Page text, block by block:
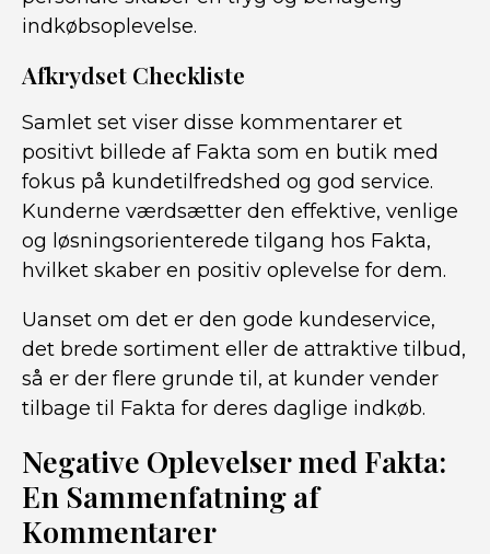
indkøbsoplevelse.
Afkrydset Checkliste
Samlet set viser disse kommentarer et
positivt billede af Fakta som en butik med
fokus på kundetilfredshed og god service.
Kunderne værdsætter den effektive, venlige
og løsningsorienterede tilgang hos Fakta,
hvilket skaber en positiv oplevelse for dem.
Uanset om det er den gode kundeservice,
det brede sortiment eller de attraktive tilbud,
så er der flere grunde til, at kunder vender
tilbage til Fakta for deres daglige indkøb.
Negative Oplevelser med Fakta:
En Sammenfatning af
Kommentarer